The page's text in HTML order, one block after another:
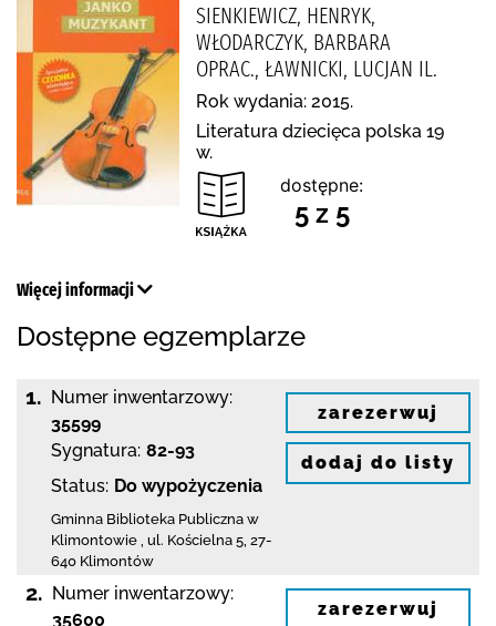
SIENKIEWICZ, HENRYK,
WŁODARCZYK, BARBARA
OPRAC., ŁAWNICKI, LUCJAN IL.
Rok wydania: 2015.
Literatura dziecięca polska 19
w.
dostępne:
5 z 5
Więcej informacji
Dostępne egzemplarze
1. Numer inwentarzowy:
35599
Sygnatura: 82-93
Status: Do wypożyczenia
Gminna Biblioteka Publiczna w
Klimontowie ul. Kościelna 5 27-
640 Klimontów
zarezerwuj
dodaj do listy
2. Numer inwentarzowy:
35600
zarezerwuj